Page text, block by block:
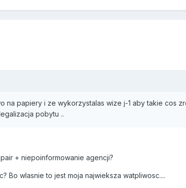
na papiery i ze wykorzystalas wize j-1 aby takie cos
pobytu ..
+ niepoinformowanie agencji?
Bo wlasnie to jest moja najwieksza watpliwosc....